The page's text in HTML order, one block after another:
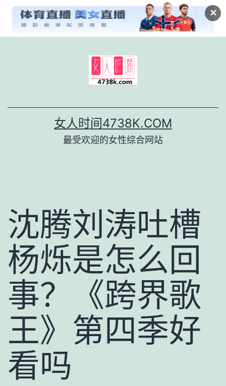
✕
女人时间4738K.COM
最受欢迎的女性综合网站
沈腾刘涛吐槽
杨烁是怎么回
事？《跨界歌
王》第四季好
看吗